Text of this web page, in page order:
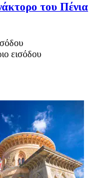
του Πένια
εισόδου